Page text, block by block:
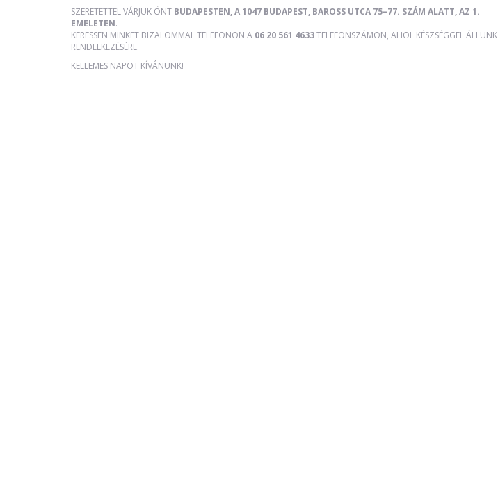
SZERETETTEL VÁRJUK ÖNT BUDAPESTEN, A 1047 BUDAPEST, BAROSS UTCA 75–77. SZÁM ALATT, AZ 1.
EMELETEN.
KERESSEN MINKET BIZALOMMAL TELEFONON A 06 20 561 4633TELEFONSZÁMON, AHOL KÉSZSÉGGEL ÁLLUNK
RENDELKEZÉSÉRE.
KELLEMES NAPOT KÍVÁNUNK!